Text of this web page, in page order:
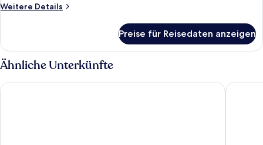
Weitere Details
Weitere
Preise für Reisedaten anzeigen
Ähnliche Unterkünfte
Catalonia Majorica Hotel Hotel